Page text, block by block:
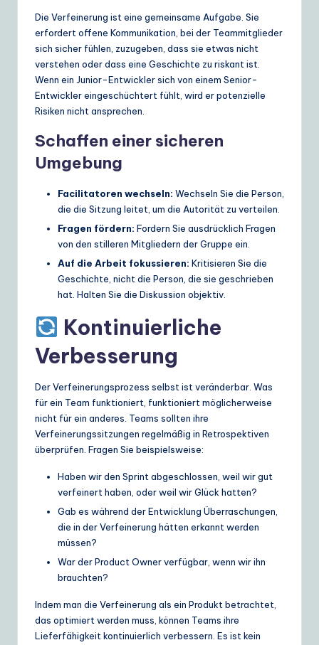
Die Verfeinerung ist eine gemeinsame Aufgabe. Sie
erfordert offene Kommunikation, bei der Teammitglieder
sich sicher fühlen, zuzugeben, dass sie etwas nicht
verstehen oder dass eine Geschichte zu riskant ist.
Wenn ein Junior-Entwickler sich von einem Senior-
Entwickler eingeschüchtert fühlt, wird er potenzielle
Risiken nicht ansprechen.
Schaffen einer sicheren
Umgebung
Facilitatoren wechseln: Wechseln Sie die Person,
die die Sitzung leitet, um die Autorität zu verteilen.
Fragen fördern: Fordern Sie ausdrücklich Fragen
von den stilleren Mitgliedern der Gruppe ein.
Auf die Arbeit fokussieren: Kritisieren Sie die
Geschichte, nicht die Person, die sie geschrieben
hat. Halten Sie die Diskussion objektiv.
Kontinuierliche
Verbesserung
Der Verfeinerungsprozess selbst ist veränderbar. Was
für ein Team funktioniert, funktioniert möglicherweise
nicht für ein anderes. Teams sollten ihre
Verfeinerungssitzungen regelmäßig in Retrospektiven
überprüfen. Fragen Sie beispielsweise:
Haben wir den Sprint abgeschlossen, weil wir gut
verfeinert haben, oder weil wir Glück hatten?
Gab es während der Entwicklung Überraschungen,
die in der Verfeinerung hätten erkannt werden
müssen?
War der Product Owner verfügbar, wenn wir ihn
brauchten?
Indem man die Verfeinerung als ein Produkt betrachtet,
das optimiert werden muss, können Teams ihre
Lieferfähigkeit kontinuierlich verbessern. Es ist kein